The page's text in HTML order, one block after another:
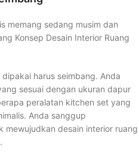
harus seimbang. Anda
sesuai dengan ukuran dapur
peralatan kitchen set yang
Anda sanggup
mewujudkan desain interior ruang